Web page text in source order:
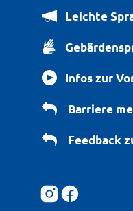
Leichte
Infos zur
Barriere
Feedback